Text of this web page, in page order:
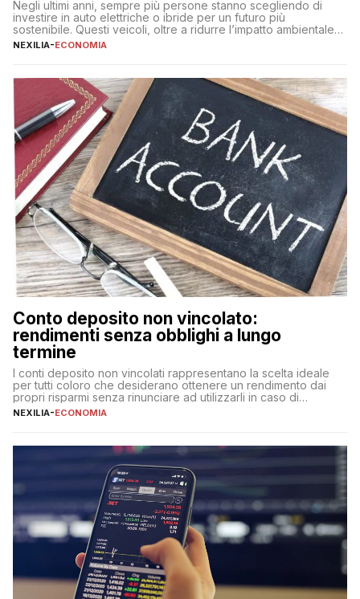
Negli ultimi anni, sempre più persone stanno scegliendo di
investire in auto elettriche o ibride per un futuro più
sostenibile. Questi veicoli, oltre a ridurre l’impatto ambientale,
offrono vantaggi economici a lungo termine, come minori costi
fare se non […]
NEXILIA-ECONOMIA
Conto deposito non vincolato:
rendimenti senza obblighi a lungo
termine
I conti deposito non vincolati rappresentano la scelta ideale
per tutti coloro che desiderano ottenere un rendimento dai
propri risparmi senza rinunciare ad utilizzarli in caso di
necessità. A differenza delle forme vincolate tradizionali,
flessibilità e rendimento. Come funzionano […]
NEXILIA-ECONOMIA